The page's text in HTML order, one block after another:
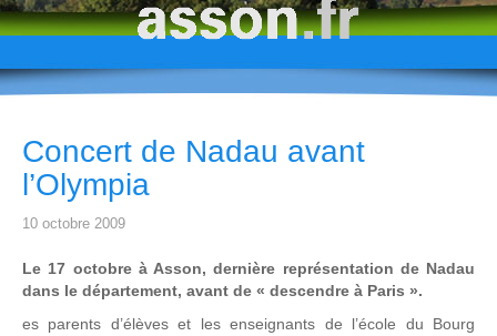
Concert de Nadau avant
l’Olympia
10 octobre 2009
Le 17 octobre à Asson, dernière représentation de Nadau
dans le département, avant de « descendre à Paris ».
es parents d’élèves et les enseignants de l’école du Bourg